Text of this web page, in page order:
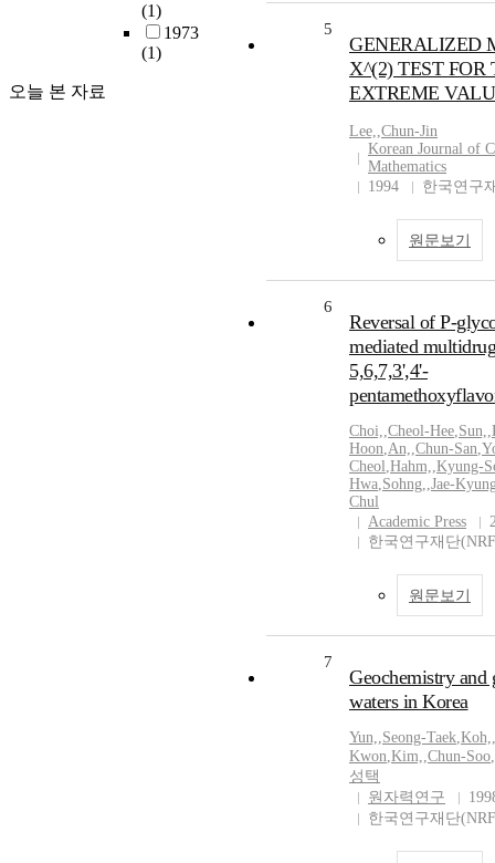
(1)
1973
(1)
오늘 본 자료
5
GENERALIZED
X^(2) TEST FOR
EXTREME
Lee,,Chun-Jin
Korean Journal of
Mathematics
1994
한국연구
원문보기
6
Reversal of P-
mediated
5,6,7,3',4'-
Choi,,Cheol-Hee,Sun,,
Hoon,An,,Chun-San,
Cheol,Hahm,,Kyung-
Hwa,Sohng,,Jae-
Chul
Academic Press
한국연구재단
원문보기
7
Geochemistry and
waters in Korea
Yun,,Seong-Taek,Koh,,
Kwon,Kim,,Chun-Soo,
성택
원자력연구
한국연구재단